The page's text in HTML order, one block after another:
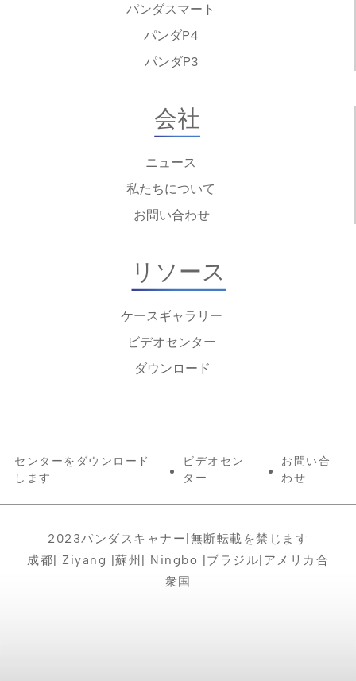
パンダスマート
パンダP4
パンダP3
会社
ニュース
私たちについて
お問い合わせ
リソース
ケースギャラリー
ビデオセンター
ダウンロード
センターをダウンロード
します
ビデオセン
ター
お問い合
わせ
2023パンダスキャナー|無断転載を禁じます
成都| Ziyang |蘇州| Ningbo |ブラジル|アメリカ合
衆国